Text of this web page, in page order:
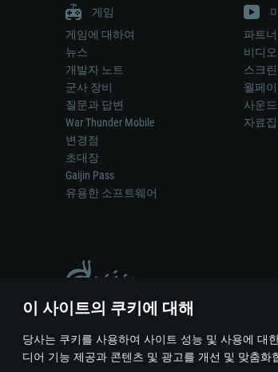
이 사이트의 쿠키에 대해
당사는 쿠키를 사용하여 사이트 성능 및 사용에 대
디어 기능 제공과 콘텐츠 및 광고를 개선 및 맞춤화
게임
게임에 대하여
뉴스
개발자 노트
군사 장비
질문과 답변
War Thunder Mobile
변경점
초대장
Gaijin Pass
유용한 소프트웨어
파트
비디오
스크
월페
사운
자료집
게임 에서 어떠한 현실의 무기나 차량을
© 2011—2026 Gaijin Games Kft. All
이용 약관